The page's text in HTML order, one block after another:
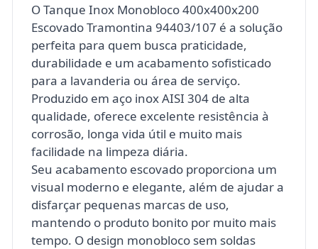
O Tanque Inox Monobloco 400x400x200
Escovado Tramontina 94403/107 é a solução
perfeita para quem busca praticidade,
durabilidade e um acabamento sofisticado
para a lavanderia ou área de serviço.
Produzido em aço inox AISI 304 de alta
qualidade, oferece excelente resistência à
corrosão, longa vida útil e muito mais
facilidade na limpeza diária.
Seu acabamento escovado proporciona um
visual moderno e elegante, além de ajudar a
disfarçar pequenas marcas de uso,
mantendo o produto bonito por muito mais
tempo. O design monobloco sem soldas